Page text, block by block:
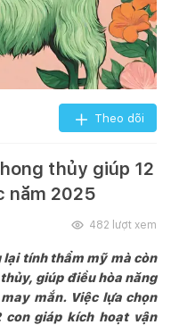
Theo dõi
thủy giúp 12
năm 2025
482 lượt xem
lại tính thẩm mỹ mà còn
giúp điều hòa năng
mắn. Việc lựa chọn
con giáp kích hoạt vận